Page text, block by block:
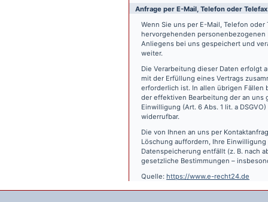
Anfrage per E-Mail, Telefon oder Telefax
Wenn Sie uns per E-Mail, Telefon
hervorgehenden personenbezogenen
Anliegens bei uns gespeichert und
weiter.
Die Verarbeitung dieser Daten erfolgt
mit der Erfüllung eines Vertrags
erforderlich ist. In allen übrigen Fällen
der effektiven Bearbeitung der an uns
Einwilligung (Art. 6 Abs. 1 lit. a
widerrufbar.
Die von Ihnen an uns per
Löschung auffordern, Ihre
Datenspeicherung entfällt (z. B. nach
gesetzliche Bestimmungen –
Quelle: https://www.e-recht24.de